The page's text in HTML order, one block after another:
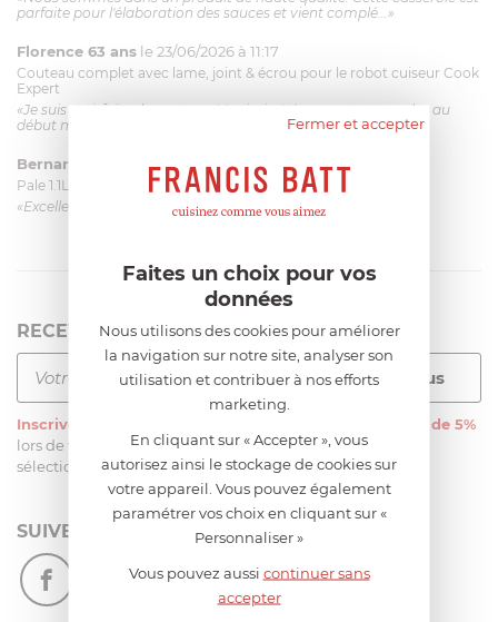
parfaite pour l'élaboration des sauces et vient complé...»
Florence 63 ans le 23/06/2026 à 11:17
Couteau complet avec lame, joint & écrou pour le robot cuiseur Cook
Expert
«Je suis satisfaite du couteau Magimix. L'écrou est un peu dur au
début mais ça le fait. La livraison a été très rapide. ...»
Bernard le 23/06/2026 à 09:43
Pale 1.1L pour Glacier Magimix 11031/121/123/124
«Excellent: produit et livraison»
RECEVEZ LA NEWSLETTER
Inscrivez-vous
une remise de 5%
lors de votre première commande sur notre site sur une
sélection d’articles, hors soldes et promotions
SUIVEZ-NOUS
Fermer et accepter
Faites un choix pour vos
données
Nous utilisons des cookies pour améliorer
la navigation sur notre site, analyser son
utilisation et contribuer à nos efforts
marketing.
En cliquant sur « Accepter », vous
autorisez ainsi le stockage de cookies sur
votre appareil. Vous pouvez également
paramétrer vos choix en cliquant sur «
Personnaliser »
Vous pouvez aussi continuer sans
accepter